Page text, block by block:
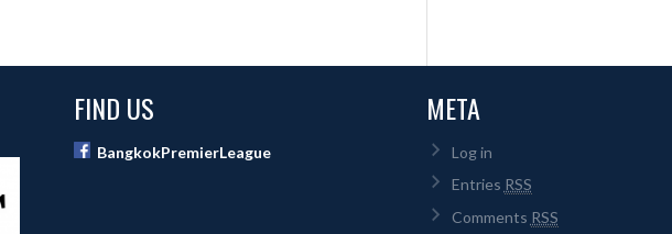
FIND US
BangkokPremierLeague
META
Log in
Entries RSS
Comments RSS